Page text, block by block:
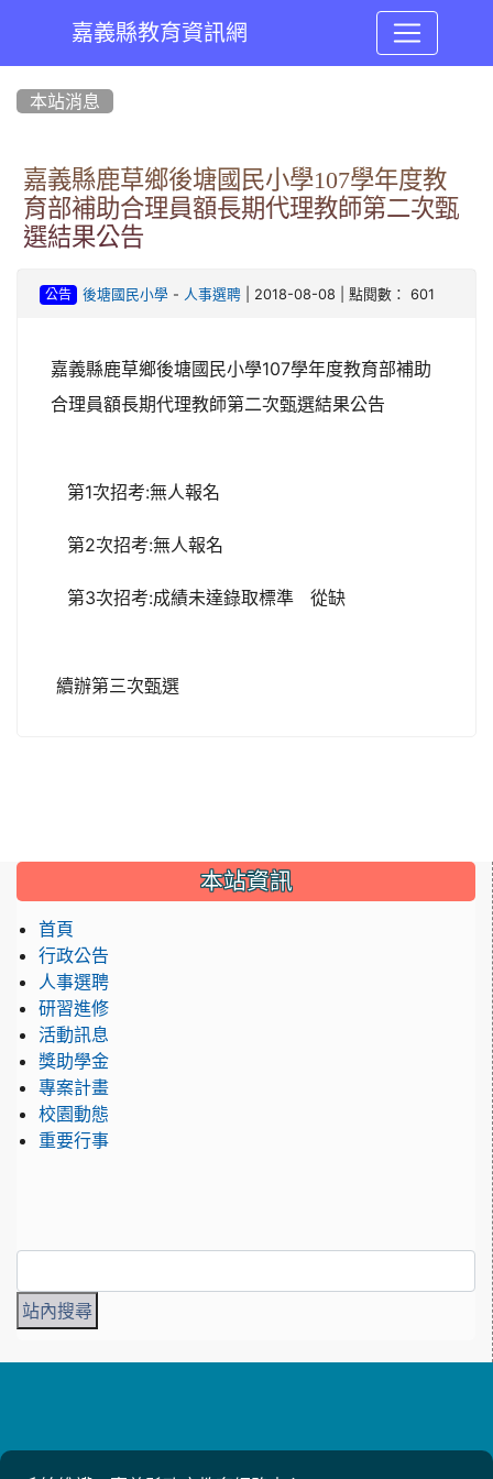
嘉義縣教育資訊網
本站消息
嘉義縣鹿草鄉後塘國民小學107學年度教
育部補助合理員額長期代理教師第二次甄
選結果公告
公告 後塘國民小學- 人事選聘| 2018-08-08 | 點閱數： 601
嘉義縣鹿草鄉後塘國民小學107學年度教育部補助
合理員額長期代理教師第二次甄選結果公告
第1次招考:無人報名
第2次招考:無人報名
第3次招考:成績未達錄取標準 從缺
續辦第三次甄選
::: 本站資訊
首頁
行政公告
人事選聘
研習進修
活動訊息
獎助學金
專案計畫
校園動態
重要行事